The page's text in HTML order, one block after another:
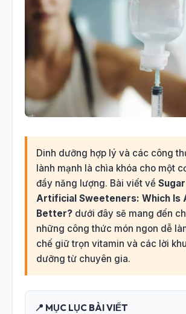
Dinh dưỡng hợp lý và các công
lành mạnh là chìa khóa cho một
đầy năng lượng. Bài viết về
Artificial Sweeteners: Which Is
Better? dưới đây sẽ mang đến
những công thức món ngon dễ
chế giữ trọn vitamin và các lời
dưỡng từ chuyên gia.
📍 MỤC LỤC BÀI VIẾT